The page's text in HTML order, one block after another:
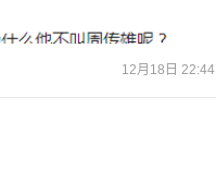
12月18日 22:44